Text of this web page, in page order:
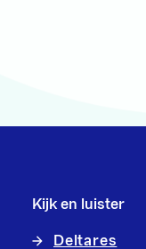
Kijk en luister
Deltares